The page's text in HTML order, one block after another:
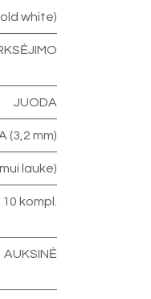
white)
JUODA
(3,2 mm)
lauke)
kompl.
AUKSINĖ